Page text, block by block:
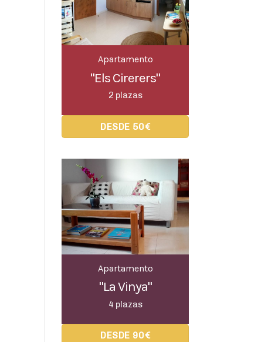
Apartamento
"Els Cirerers"
2 plazas
DESDE 50€
Apartamento
"La Vinya"
4 plazas
DESDE 90€